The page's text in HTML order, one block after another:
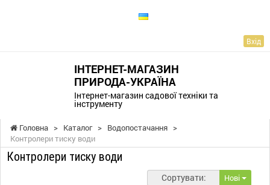
Вхід
ІНТЕРНЕТ-МАГАЗИН
ПРИРОДА-УКРАЇНА
Інтернет-магазин садової техніки та
інструменту
Головна > Каталог > Водопостачання >
Контролери тиску води
Контролери тиску води
Сортувати: Нові